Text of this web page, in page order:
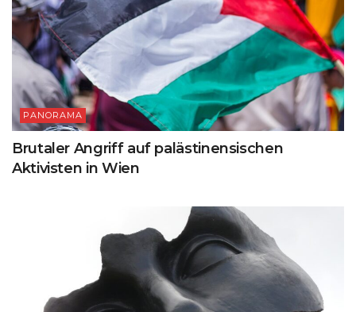
PANORAMA
Brutaler Angriff auf palästinensischen
Aktivisten in Wien